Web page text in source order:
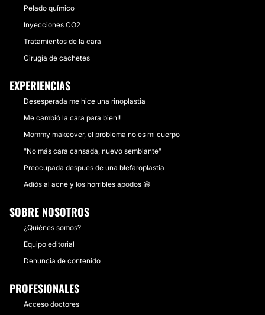
Pelado químico
Inyecciones CO2
Tratamientos de la cara
Cirugía de cachetes
EXPERIENCIAS
Desesperada me hice una rinoplastia
Me cambió la cara para bien!!
Mommy makeover, el problema no es mi cuerpo
"No más cara cansada, nuevo semblante"
Preocupada despues de una blefaroplastia
Adiós al acné y los horribles apodos 😁
SOBRE NOSOTROS
¿Quiénes somos?
Equipo editorial
Denuncia de contenido
PROFESIONALES
Acceso doctores